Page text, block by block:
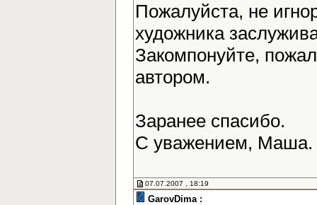
Пожалуйста, не
художника
Закомпонуйте,
автором.
Заранее спасибо.
С уважением, Маша.
07.07.2007 , 18:19
GarovDima :